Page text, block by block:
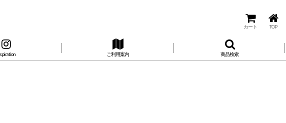
カート TOP
ご利用案内 商品検索